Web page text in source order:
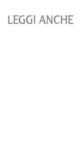
LEGGI ANCHE